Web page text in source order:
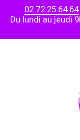
02 72 25 64 64
Du lundi au jeudi